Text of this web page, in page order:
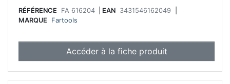
RÉFÉRENCE FA 616204 EAN 3431546162049
MARQUE
Fartools
Accéder à la fiche produit